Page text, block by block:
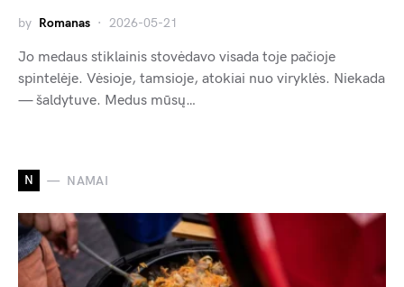
by Romanas 2026-05-21
Jo medaus stiklainis stovėdavo visada toje pačioje
spintelėje. Vėsioje, tamsioje, atokiai nuo viryklės. Niekada
— šaldytuve. Medus mūsų…
N NAMAI